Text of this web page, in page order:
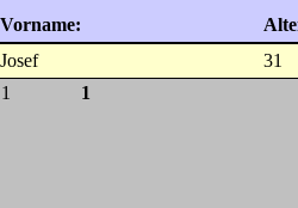
Vorname:
Josef 31
1